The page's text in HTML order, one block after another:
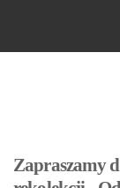
Zapraszamy